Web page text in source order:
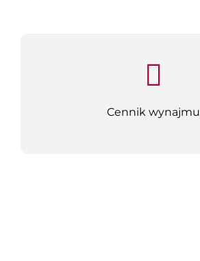
Cennik wynajmu